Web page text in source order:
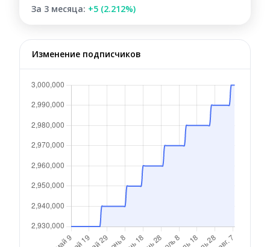
За 3 месяца: +5 (2.212%)
Изменение подписчиков